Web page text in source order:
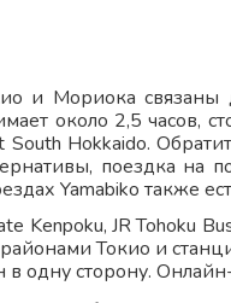
и Мориока связаны
около 2,5 часов,
South Hokkaido.
поездка на
Yamabiko также
Kenpoku, JR Tohoku
Токио и
одну сторону.